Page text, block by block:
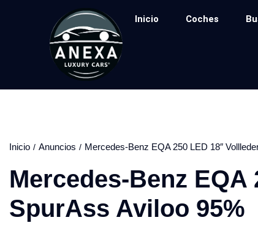
Inicio Coches
Inicio Anuncios Mercedes-Benz EQA 250 LED 18″
Mercedes-Benz EQA
SpurAss Aviloo 95%